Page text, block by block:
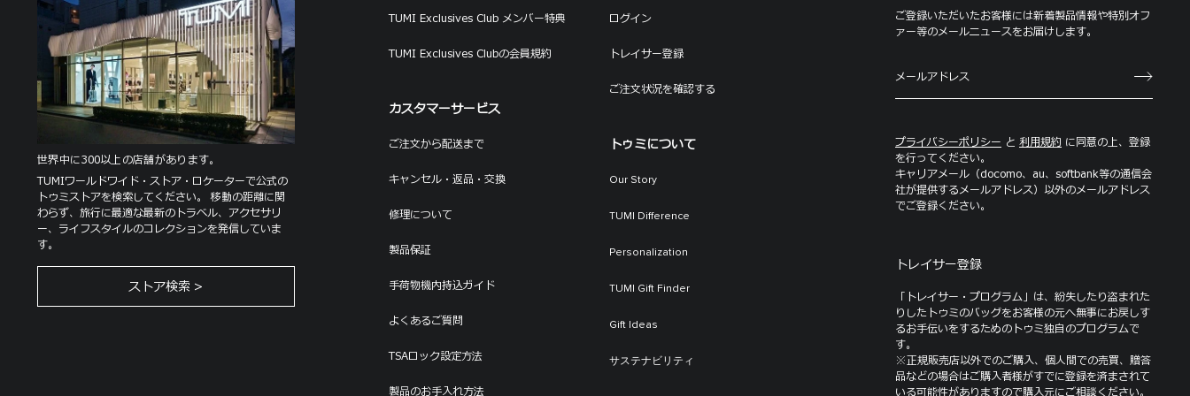
TUMI EXCLUSIVES CLUB
TUMI Exclusives Club メンバー特典
TUMI Exclusives Clubの会員規約
マイアカウント
ログイン
トレイサー登録
ご注文状況を確認する
メールニュース登録
ァー等のメールニュースをお届けします。
プライバシーポリシー と利用規約 に同意の上、登録
を行ってください。